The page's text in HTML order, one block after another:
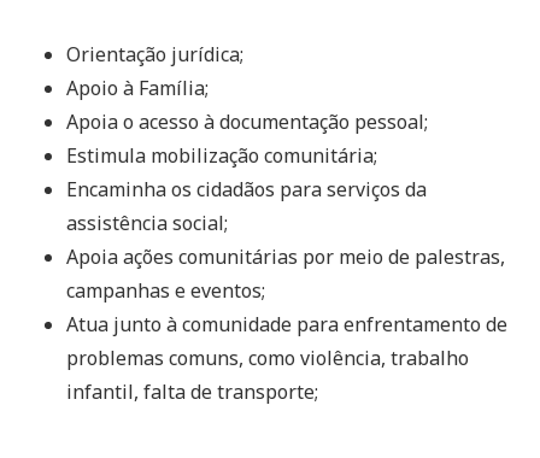
Orientação jurídica;
Apoio à Família;
Apoia o acesso à documentação pessoal;
Estimula mobilização comunitária;
Encaminha os cidadãos para serviços da
assistência social;
Apoia ações comunitárias por meio de palestras,
campanhas e eventos;
Atua junto à comunidade para enfrentamento de
problemas comuns, como violência, trabalho
infantil, falta de transporte;